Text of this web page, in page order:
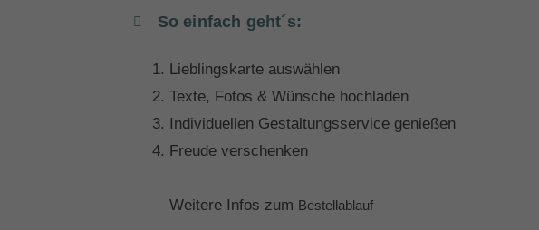
So einfach geht´s:
Lieblingskarte auswählen
Texte, Fotos & Wünsche hochladen
Individuellen Gestaltungsservice genießen
Freude verschenken
Weitere Infos zum Bestellablauf